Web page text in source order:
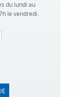
du lundi au
le vendredi.